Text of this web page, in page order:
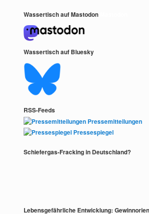
Wassertisch auf Mastodon
Wassertisch auf Bluesky
RSS-Feeds
Pressemitteilungen
Pressespiegel
Schiefergas-Fracking in Deutschland?
Lebensgefährliche Entwicklung: